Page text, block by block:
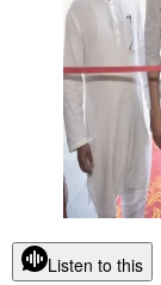
Listen to this